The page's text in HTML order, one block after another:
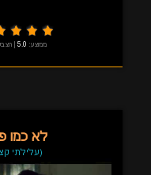
ממוצע: 5.0
לא כמו
(עלילתי